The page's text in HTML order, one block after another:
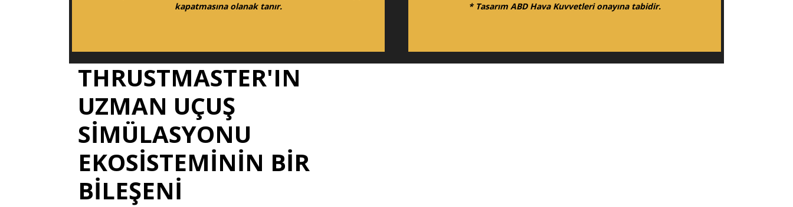
kapatmasına olanak tanır.
* Tasarım ABD Hava Kuvvetleri onayına tabidir.
THRUSTMASTER'IN
UZMAN UÇUŞ
SIMÜLASYONU
EKOSISTEMININ BIR
BILEŞENI